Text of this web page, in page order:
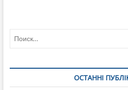
відзначили
Конституції
України
(Відео)
ОСТАННІ